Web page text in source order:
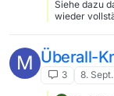
Siehe dazu
wieder
M Überall-
3 8.